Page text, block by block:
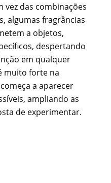
vez das combinações
algumas fragrâncias
a objetos,
despertando
em qualquer
muito forte na
a aparecer
ampliando as
de experimentar.